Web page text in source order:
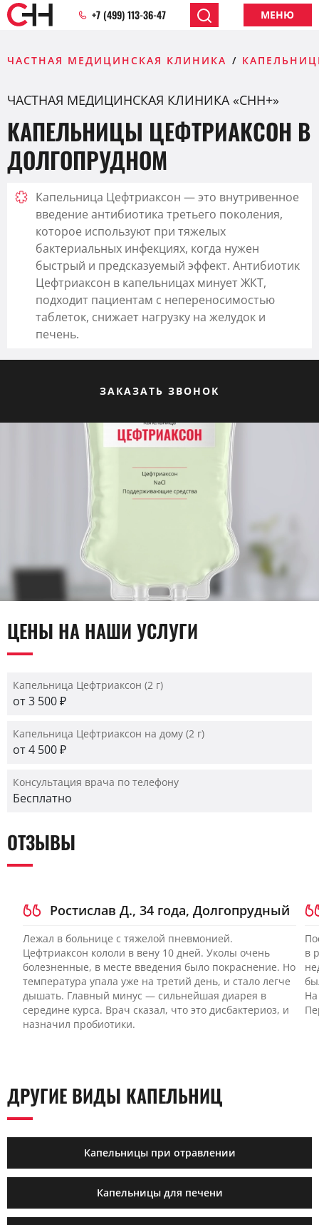
+7 (499) 113-36-47 МЕНЮ
ЧАСТНАЯ МЕДИЦИНСКАЯ КЛИНИКА
ЧАСТНАЯ МЕДИЦИНСКАЯ КЛИНИКА «CHH+»
КАПЕЛЬНИЦЫ ЦЕФТРИАКСОН В
ДОЛГОПРУДНОМ
Капельница Цефтриаксон — это внутривенное
введение антибиотика третьего поколения,
которое используют при тяжелых
бактериальных инфекциях, когда нужен
быстрый и предсказуемый эффект. Антибиотик
Цефтриаксон в капельницах минует ЖКТ,
подходит пациентам с непереносимостью
таблеток, снижает нагрузку на желудок и
печень.
ЗАКАЗАТЬ ЗВОНОК
ЦЕНЫ НА НАШИ УСЛУГИ
Капельница Цефтриаксон (2 г)
от 3 500 ₽
Капельница Цефтриаксон на дому (2 г)
от 4 500 ₽
Консультация врача по телефону
Бесплатно
ОТЗЫВЫ
Ростислав Д., 34 года, Долгопрудный
Лежал в больнице с тяжелой пневмонией.
Цефтриаксон кололи в вену 10 дней. Уколы очень
болезненные, в месте введения было покраснение. Но
температура упала уже на третий день, и стало легче
дышать. Главный минус — сильнейшая диарея в
середине курса. Врач сказал, что это дисбактериоз, и
назначил пробиотики.
в
ДРУГИЕ ВИДЫ КАПЕЛЬНИЦ
Капельницы при отравлении
Капельницы для печени